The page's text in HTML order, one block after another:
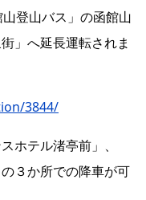
登山バス」の函館山
」へ延長運転されま
3844/
ホテル渚亭前」、
３か所での降車が可